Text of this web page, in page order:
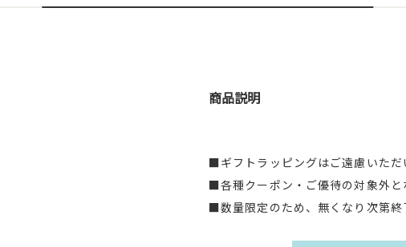
商品説明
■ギフトラッピングはご遠慮いただ
■各種クーポン・ご優待の対象外と
■数量限定のため、無くなり次第終